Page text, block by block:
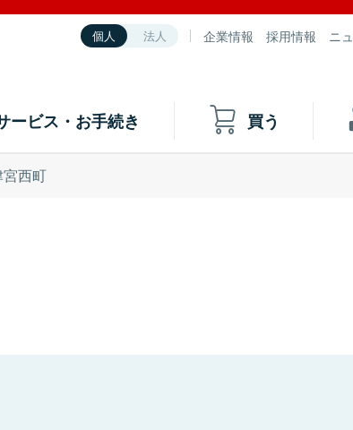
個人 法人 企業情報 採用情報 ニ
ービス・お手続き 買う
西町